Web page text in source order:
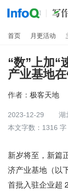
首页 月更活动
“数”上加“
产业基地
作者： 极客天地
2023-12-29
湖
本文字数：1316 字
新岁将至，新篇
济产业基地（以
首批入驻企业超